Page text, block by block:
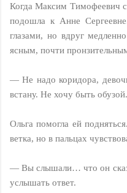
Когда Максим Тимофеевич
подошла к Анне
глазами, но вдруг
ясным, почти
— Не надо коридора,
встану. Не хочу быть обузой.
Ольга помогла ей
ветка, но в пальцах
— Вы слышали… что он
услышать ответ.